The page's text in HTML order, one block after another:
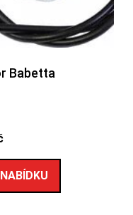
Babetta